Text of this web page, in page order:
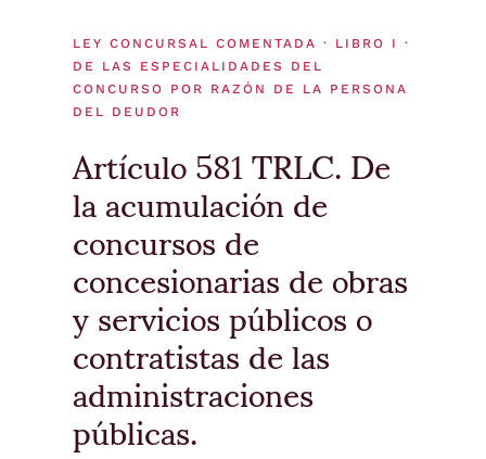
LEY CONCURSAL COMENTADA · LIBRO I ·
DE LAS ESPECIALIDADES DEL
CONCURSO POR RAZÓN DE LA PERSONA
DEL DEUDOR
Artículo 581 TRLC. De
la acumulación de
concursos de
concesionarias de obras
y servicios públicos o
contratistas de las
administraciones
públicas.